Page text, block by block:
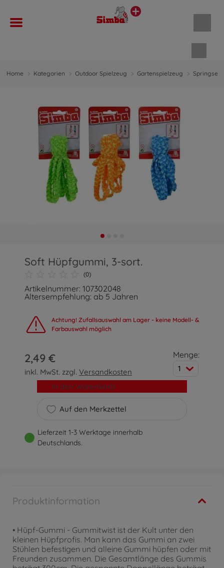
Home Kategorien Outdoor Spielzeug Gartenspielzeug Springseile
Soft Hüpfgummi, 3-sort.
(0)
Artikelnummer: 107302048
Altersempfehlung: ab 5 Jahren
Achtung! Zufallsauswahl am Lager - keine Modell- &
Farbauswahl möglich
2,49 €
inkl. MwSt. zzgl.Versandkosten
Menge:
1
Auf den Merkzettel
In den Warenkorb
Lieferzeit 1-3 Werktage innerhalb
Deutschlands.
Produktinformation
• Hüpf-Gummi - Gummitwist ist der Kult unter den
kleinen Hüpfprofis. Man kann das Gummi an zwei
Stühlen befestigen und alleine Gummi hüpfen oder mit
Freunden zusammen. Die Gesamtlänge des Gummis